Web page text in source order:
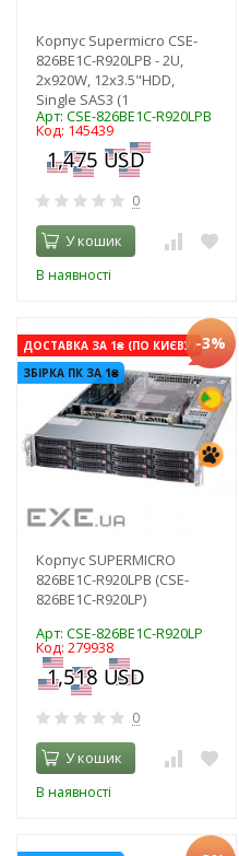
Корпус Supermicro CSE-
826BE1C-R920LPB - 2U,
2x920W, 12x3.5"HDD,
Single SAS3 (1
Арт: CSE-826BE1C-R920LPB
Код: 145439
0
У кошик
В наявності
ДОСТАВКА ЗА 1₴ (ПО КИЄВУ)
ЗБІРКА ПК ЗА 1₴
-3%
Корпус SUPERMICRO
826BE1C-R920LPB (CSE-
826BE1C-R920LP)
Арт: CSE-826BE1C-R920LP
Код: 279938
0
У кошик
В наявності